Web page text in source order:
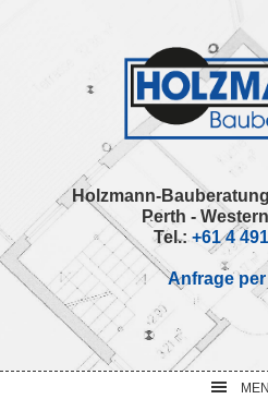
Holzmann-
Perth -
Tel.: +61 4
Anfrage per